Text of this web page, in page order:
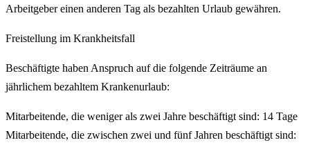
Arbeitgeber einen anderen Tag als bezahlten Urlaub gewähren.
Freistellung im Krankheitsfall
Beschäftigte haben Anspruch auf die folgende Zeiträume an
jährlichem bezahltem Krankenurlaub:
Mitarbeitende, die weniger als zwei Jahre beschäftigt sind: 14 Tage
Mitarbeitende, die zwischen zwei und fünf Jahren beschäftigt sind: